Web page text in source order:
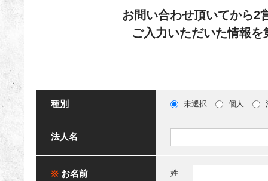
お問い合わせ頂いてから2
ご入力いただいた情報
種別 未選択 個人
法人名
※ お名前 姓